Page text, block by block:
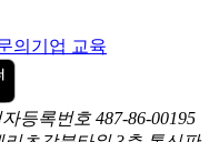
의 기업 교육
등록번호 487-86-00195